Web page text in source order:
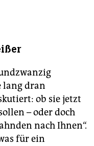
lang dran
ob sie jetzt
– oder doch
nach Ihnen“.
für ein